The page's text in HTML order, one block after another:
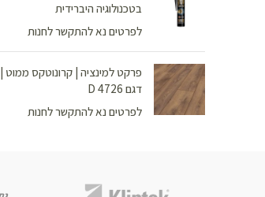
בטכנולוגיה היברידית
לפרטים נא להתקשר לחנות
פרקט למינציה | קרונוטקס ממוט |
דגם D 4726
לפרטים נא להתקשר לחנות